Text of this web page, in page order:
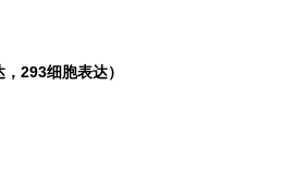
293细胞表达）